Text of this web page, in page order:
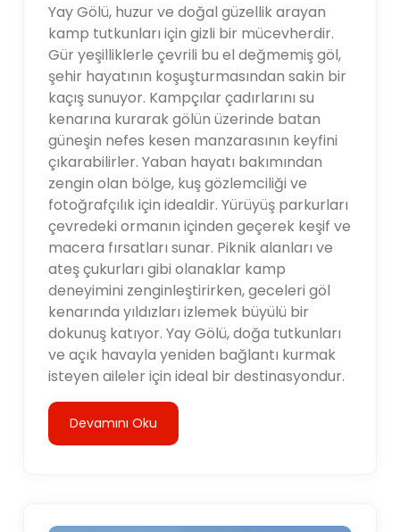
Yay Gölü, huzur ve doğal güzellik arayan
kamp tutkunları için gizli bir mücevherdir.
Gür yeşilliklerle çevrili bu el değmemiş göl,
şehir hayatının koşuşturmasından sakin bir
kaçış sunuyor. Kampçılar çadırlarını su
kenarına kurarak gölün üzerinde batan
güneşin nefes kesen manzarasının keyfini
çıkarabilirler. Yaban hayatı bakımından
zengin olan bölge, kuş gözlemciliği ve
fotoğrafçılık için idealdir. Yürüyüş parkurları
çevredeki ormanın içinden geçerek keşif ve
macera fırsatları sunar. Piknik alanları ve
ateş çukurları gibi olanaklar kamp
deneyimini zenginleştirirken, geceleri göl
kenarında yıldızları izlemek büyülü bir
dokunuş katıyor. Yay Gölü, doğa tutkunları
ve açık havayla yeniden bağlantı kurmak
isteyen aileler için ideal bir destinasyondur.
Devamını Oku